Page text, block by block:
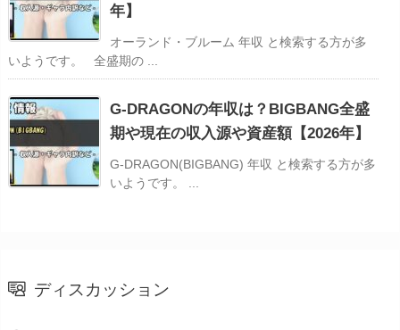
年】
オーランド・ブルーム 年収 と検索する方が多
いようです。 全盛期の ...
G-DRAGONの年収は？BIGBANG全盛
期や現在の収入源や資産額【2026年】
G-DRAGON(BIGBANG) 年収 と検索する方が多
いようです。 ...
ディスカッション